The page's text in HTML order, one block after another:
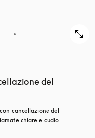
del
cancellazione del
chiare e audio